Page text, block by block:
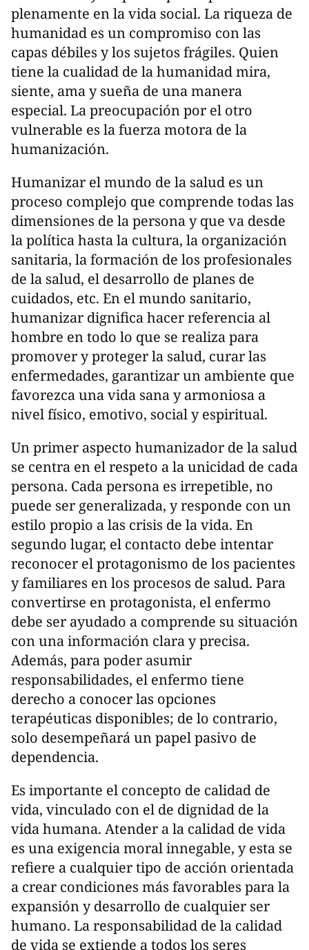
plenamente en la vida social. La riqueza de
humanidad es un compromiso con las
capas débiles y los sujetos frágiles. Quien
tiene la cualidad de la humanidad mira,
siente, ama y sueña de una manera
especial. La preocupación por el otro
vulnerable es la fuerza motora de la
humanización.
Humanizar el mundo de la salud es un
proceso complejo que comprende todas las
dimensiones de la persona y que va desde
la política hasta la cultura, la organización
sanitaria, la formación de los profesionales
de la salud, el desarrollo de planes de
cuidados, etc. En el mundo sanitario,
humanizar dignifica hacer referencia al
hombre en todo lo que se realiza para
promover y proteger la salud, curar las
enfermedades, garantizar un ambiente que
favorezca una vida sana y armoniosa a
nivel físico, emotivo, social y espiritual.
Un primer aspecto humanizador de la salud
se centra en el respeto a la unicidad de cada
persona. Cada persona es irrepetible, no
puede ser generalizada, y responde con un
estilo propio a las crisis de la vida. En
segundo lugar, el contacto debe intentar
reconocer el protagonismo de los pacientes
y familiares en los procesos de salud. Para
convertirse en protagonista, el enfermo
debe ser ayudado a comprende su situación
con una información clara y precisa.
Además, para poder asumir
responsabilidades, el enfermo tiene
derecho a conocer las opciones
terapéuticas disponibles; de lo contrario,
solo desempeñará un papel pasivo de
dependencia.
Es importante el concepto de calidad de
vida, vinculado con el de dignidad de la
vida humana. Atender a la calidad de vida
es una exigencia moral innegable, y esta se
refiere a cualquier tipo de acción orientada
a crear condiciones más favorables para la
expansión y desarrollo de cualquier ser
humano. La responsabilidad de la calidad
de vida se extiende a todos los seres